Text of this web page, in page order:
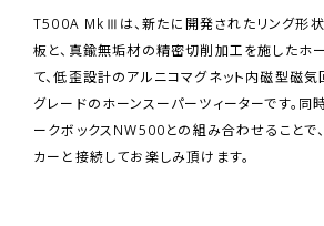
T500A MkⅢは、新たに開発されたリング形
板と、真鍮無垢材の精密切削加工を施したホー
て、低歪設計のアルニコマグネット内磁型磁気
グレードのホーンスーパーツィーターです。同
ークボックスNW500との組み合わせることで
カーと接続してお楽しみ頂けます。